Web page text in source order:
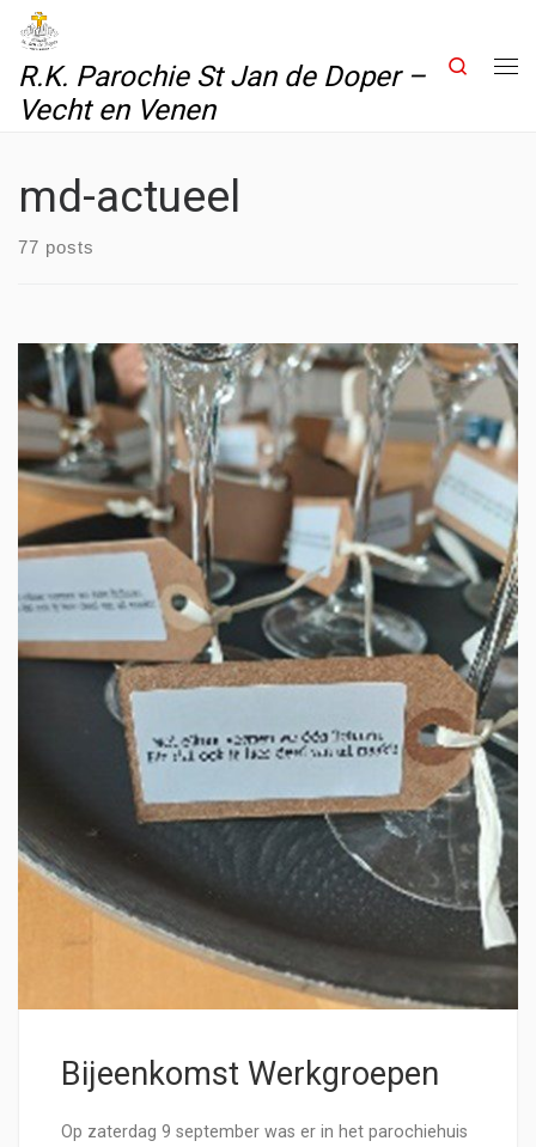
Skip to content
R.K. Parochie St Jan de Doper –
Vecht en Venen
Search
md-actueel
77 posts
Bijeenkomst Werkgroepen
Op zaterdag 9 september was er in het parochiehuis